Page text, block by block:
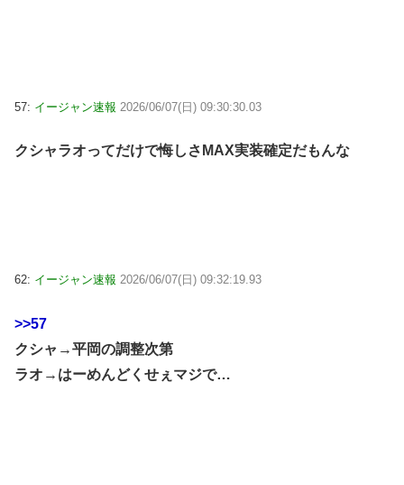
57: イージャン速報 2026/06/07(日) 09:30:30.03
クシャラオってだけで悔しさMAX実装確定だもんな
62: イージャン速報 2026/06/07(日) 09:32:19.93
>>57
クシャ→平岡の調整次第
ラオ→はーめんどくせぇマジで…